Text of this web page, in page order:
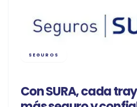
SEGUROS
Con SURA, cada